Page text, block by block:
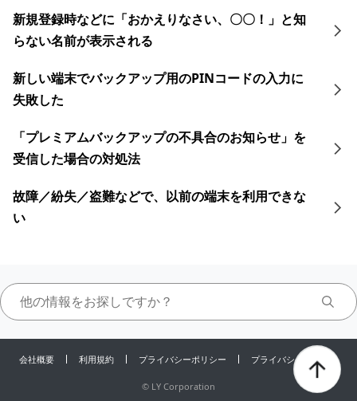
新規登録時などに「おかえりなさい、〇〇！」と知
らない名前が表示される
新しい端末でバックアップ用のPINコードの入力に
失敗した
「プレミアムバックアップの不具合のお知らせ」を
受信した場合の対処法
故障／紛失／盗難などで、以前の端末を利用できな
い
会社概要 利用規約 プライバシーポリシー プライバシーセンター
© LY Corporation